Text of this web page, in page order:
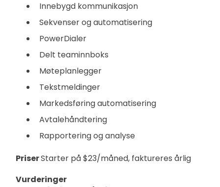
Innebygd kommunikasjon
Sekvenser og automatisering
PowerDialer
Delt teaminnboks
Møteplanlegger
Tekstmeldinger
Markedsføring automatisering
Avtalehåndtering
Rapportering og analyse
PriserStarter på $23/måned, faktureres årlig
Vurderinger